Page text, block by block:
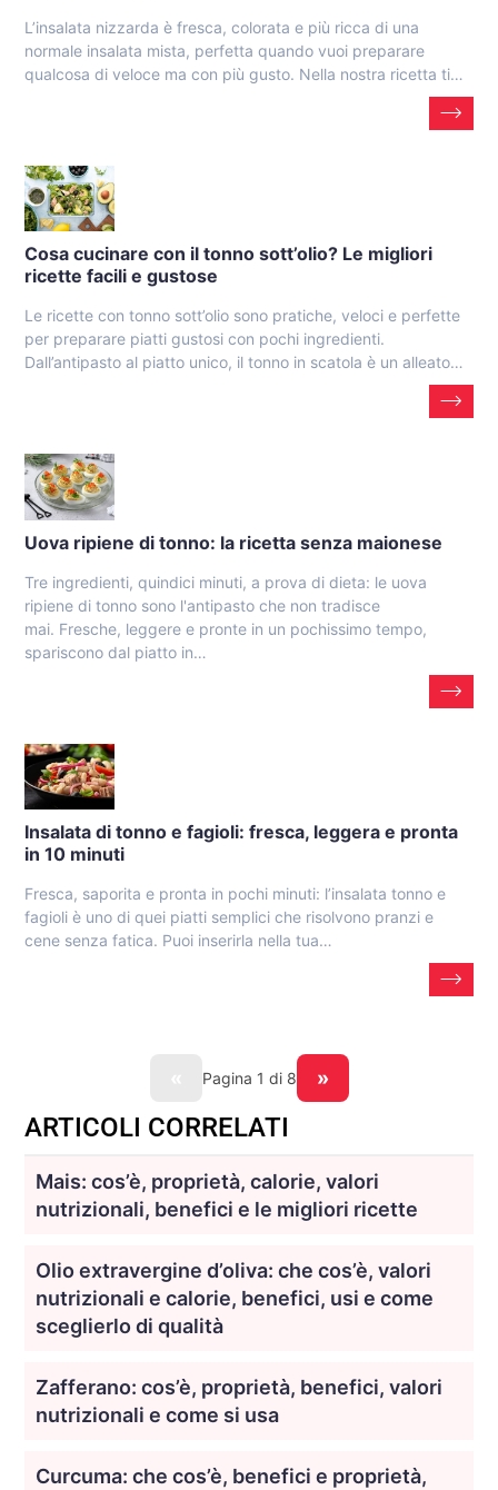
L’insalata nizzarda è fresca, colorata e più ricca di una
normale insalata mista, perfetta quando vuoi preparare
qualcosa di veloce ma con più gusto. Nella nostra ricetta ti…
Cosa cucinare con il tonno sott’olio? Le migliori
ricette facili e gustose
Le ricette con tonno sott’olio sono pratiche, veloci e perfette
per preparare piatti gustosi con pochi ingredienti.
Dall’antipasto al piatto unico, il tonno in scatola è un alleato…
Uova ripiene di tonno: la ricetta senza maionese
Tre ingredienti, quindici minuti, a prova di dieta: le uova
ripiene di tonno sono l'antipasto che non tradisce
mai. Fresche, leggere e pronte in un pochissimo tempo,
spariscono dal piatto in…
Insalata di tonno e fagioli: fresca, leggera e pronta
in 10 minuti
Fresca, saporita e pronta in pochi minuti: l’insalata tonno e
fagioli è uno di quei piatti semplici che risolvono pranzi e
cene senza fatica. Puoi inserirla nella tua…
Pagina 1 di 8 »
ARTICOLI CORRELATI
Mais: cos’è, proprietà, calorie, valori
nutrizionali, benefici e le migliori ricette
Olio extravergine d’oliva: che cos’è, valori
nutrizionali e calorie, benefici, usi e come
sceglierlo di qualità
Zafferano: cos’è, proprietà, benefici, valori
nutrizionali e come si usa
Curcuma: che cos’è, benefici e proprietà,